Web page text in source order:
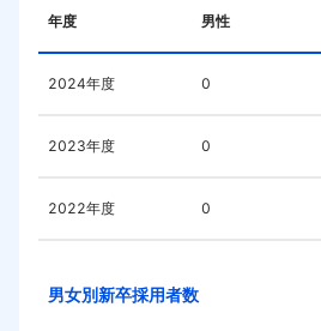
年度 男性
2024年度 0
2023年度 0
2022年度 0
男女別新卒採用者数